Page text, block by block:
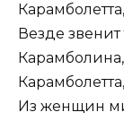
Карамболетта,
Везде
Карамболина,
Карамболетта,
Из женщин